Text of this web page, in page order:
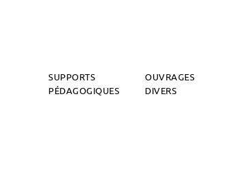
SUPPORTS
PÉDAGOGIQUES
OUVRAGES
DIVERS